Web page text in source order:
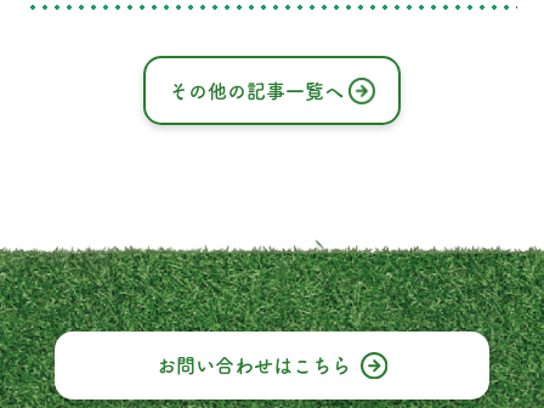
Turf（クールターフ）は、犬の足に優し
走り回る際に、熱を効率的に吸収し、涼し
げな感触を提供する特別な材料を使用して
います。これにより、犬たちは夏の暑さで
も心地よく遊ぶことができます
その他の記事一覧へ
お問い合わせは こちら